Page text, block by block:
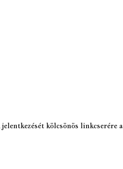
kölcsönös linkcserére a